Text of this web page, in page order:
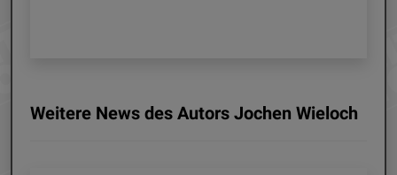
Weitere News des Autors Jochen Wieloch